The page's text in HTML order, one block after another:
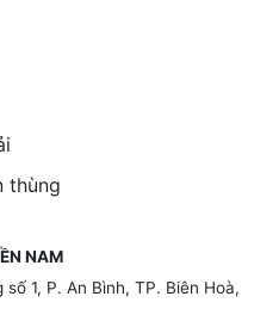
thùng
NAM
1, P. An Bình, TP. Biên Hoà,